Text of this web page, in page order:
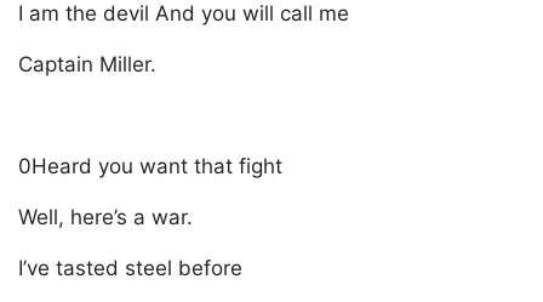
I am the devil And you will call me
Captain Miller.
0Heard you want that fight
Well, here’s a war.
I’ve tasted steel before